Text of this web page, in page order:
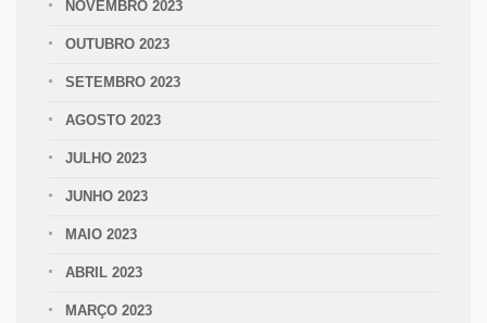
NOVEMBRO 2023
OUTUBRO 2023
SETEMBRO 2023
AGOSTO 2023
JULHO 2023
JUNHO 2023
MAIO 2023
ABRIL 2023
MARÇO 2023